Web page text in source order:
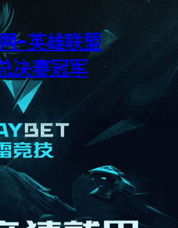
-英雄联盟
决赛冠军